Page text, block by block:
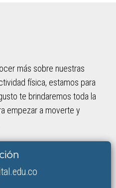
más sobre nuestras
física, estamos para
te brindaremos toda la
empezar a moverte y